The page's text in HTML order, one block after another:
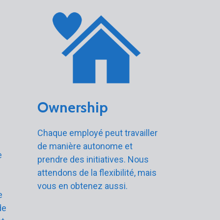
Ownership
Chaque employé peut travailler
de manière autonome et
prendre des initiatives. Nous
attendons de la flexibilité, mais
vous en obtenez aussi.